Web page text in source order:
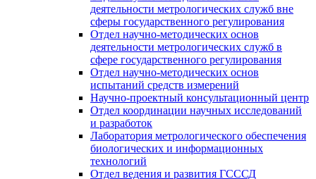
деятельности метрологических служб вне
сферы государственного регулирования
Отдел научно-методических основ
деятельности метрологических служб в
сфере государственного регулирования
Отдел научно-методических основ
испытаний средств измерений
Научно-проектный консультационный центр
Отдел координации научных исследований
и разработок
Лаборатория метрологического обеспечения
биологических и информационных
технологий
Отдел ведения и развития ГСССД